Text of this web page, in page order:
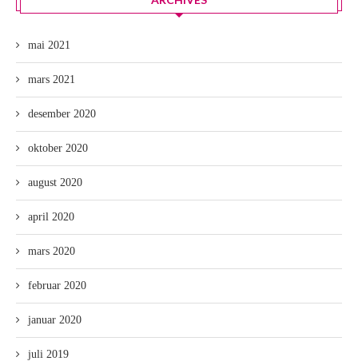
mai 2021
mars 2021
desember 2020
oktober 2020
august 2020
april 2020
mars 2020
februar 2020
januar 2020
juli 2019